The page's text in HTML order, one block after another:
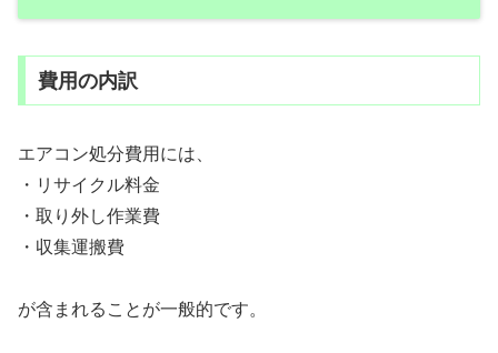
費用の内訳
エアコン処分費用には、
・リサイクル料金
・取り外し作業費
・収集運搬費
が含まれることが一般的です。